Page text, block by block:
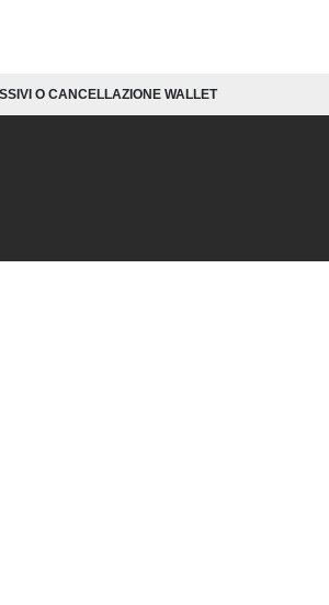
O CANCELLAZIONE WALLET